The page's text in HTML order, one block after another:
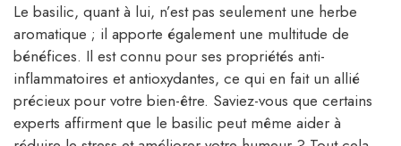
Le basilic, quant à lui, n’est pas seulement une herbe
aromatique ; il apporte également une multitude de
bénéfices. Il est connu pour ses propriétés anti-
inflammatoires et antioxydantes, ce qui en fait un allié
précieux pour votre bien-être. Saviez-vous que certains
experts affirment que le basilic peut même aider à